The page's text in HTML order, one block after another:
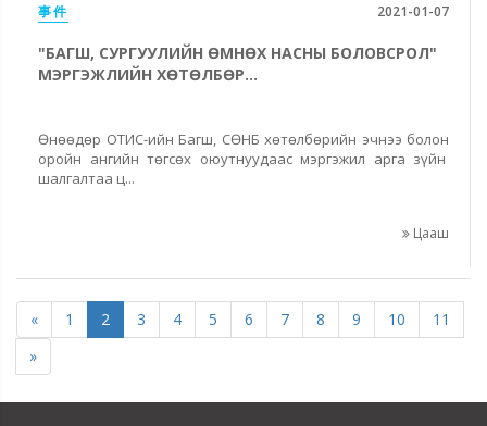
事件 2021-01-07
"БАГШ, СУРГУУЛИЙН ӨМНӨХ НАСНЫ БОЛОВСРОЛ"
МЭРГЭЖЛИЙН ХӨТӨЛБӨР...
Өнөөдөр ОТИС-ийн Багш, СӨНБ хөтөлбөрийн эчнээ болон
оройн ангийн төгсөх оюутнуудаас мэргэжил арга зүйн
шалгалтаа ц...
Цааш
« 1 2 3 4 5 6 7 8 9 10
11
»